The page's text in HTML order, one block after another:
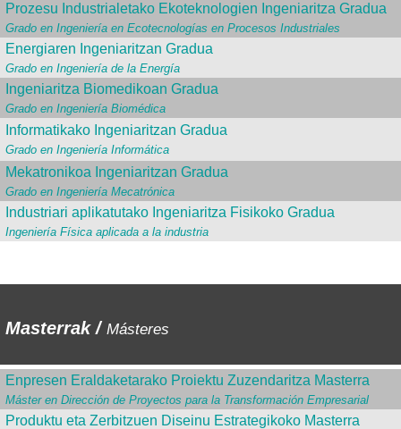
Prozesu Industrialetako Ekoteknologien Ingeniaritza Gradua
Grado en Ingeniería en Ecotecnologías en Procesos Industriales
Energiaren Ingeniaritzan Gradua
Grado en Ingeniería de la Energía
Ingeniaritza Biomedikoan Gradua
Grado en Ingeniería Biomédica
Informatikako Ingeniaritzan Gradua
Grado en Ingeniería Informática
Mekatronikoa Ingeniaritzan Gradua
Grado en Ingeniería Mecatrónica
Industriari aplikatutako Ingeniaritza Fisikoko Gradua
Ingeniería Física aplicada a la industria
Masterrak / Másteres
Enpresen Eraldaketarako Proiektu Zuzendaritza Masterra
Máster en Dirección de Proyectos para la Transformación Empresarial
Produktu eta Zerbitzuen Diseinu Estrategikoko Masterra